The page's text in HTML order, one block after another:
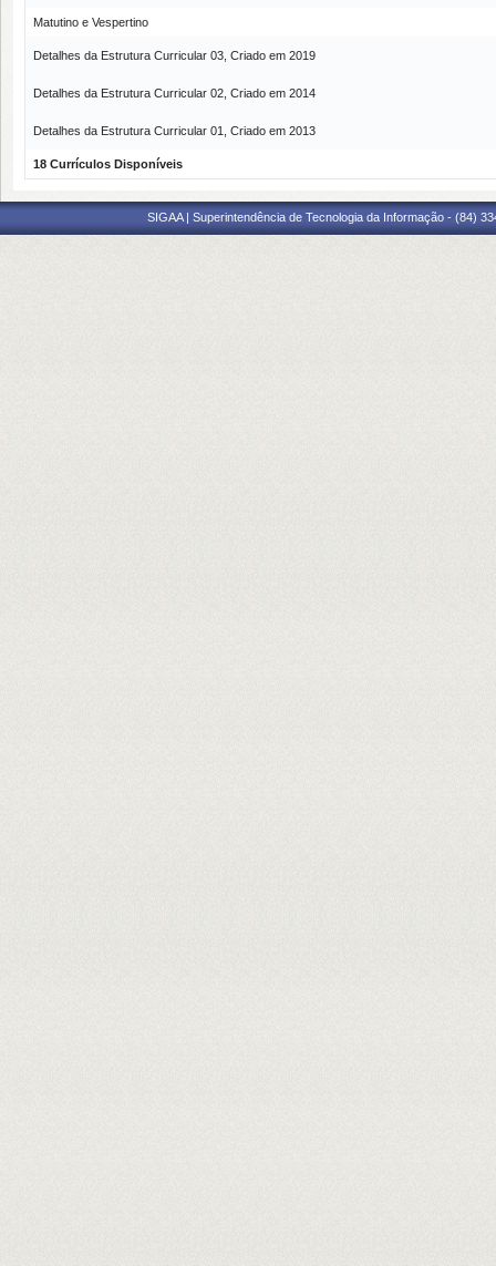
Matutino e Vespertino
Detalhes da Estrutura Curricular 03, Criado em 2019
Detalhes da Estrutura Curricular 02, Criado em 2014
Detalhes da Estrutura Curricular 01, Criado em 2013
18 Currículos Disponíveis
SIGAA | Superintendência de Tecnologia da Informação - (84)